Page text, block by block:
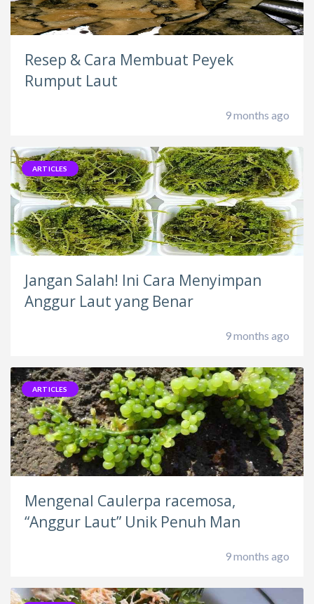
Resep & Cara Membuat Peyek
Rumput Laut
9 months ago
ARTICLES
Jangan Salah! Ini Cara Menyimpan
Anggur Laut yang Benar
9 months ago
ARTICLES
Mengenal Caulerpa racemosa,
“Anggur Laut” Unik Penuh Man
9 months ago